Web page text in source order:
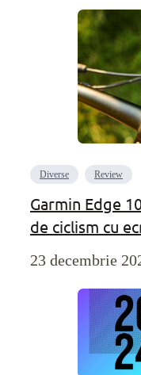
Diverse Review
Garmin Edge
de ciclism cu
23 decembrie